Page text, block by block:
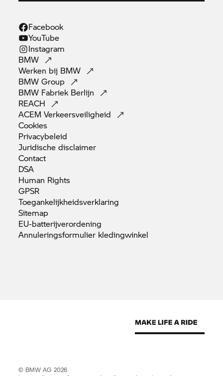
Facebook
YouTube
Instagram
BMW
Werken bij BMW
BMWGroup
BMW Fabriek Berlijn
REACH
ACEMVerkeersveiligheid
Cookies
Privacybeleid
Juridischedisclaimer
Contact
DSA
Human Rights
GPSR
Toegankelijkheidsverklaring
Sitemap
EU-batterijverordening
Annuleringsformulier kledingwinkel
© BMW AG 2026